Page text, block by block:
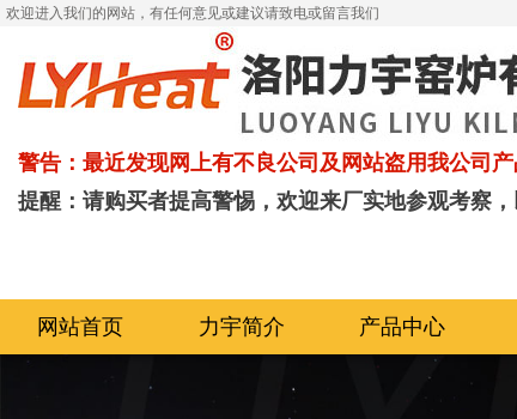
欢迎进入我们的网站，有任何意见或建议请致电或留言我们
警告：最近发现网上有不良公司及网站盗用我公司
提醒：请购买者提高警惕，欢迎来厂实地参观考察
网站首页 力宇简介 产品中心